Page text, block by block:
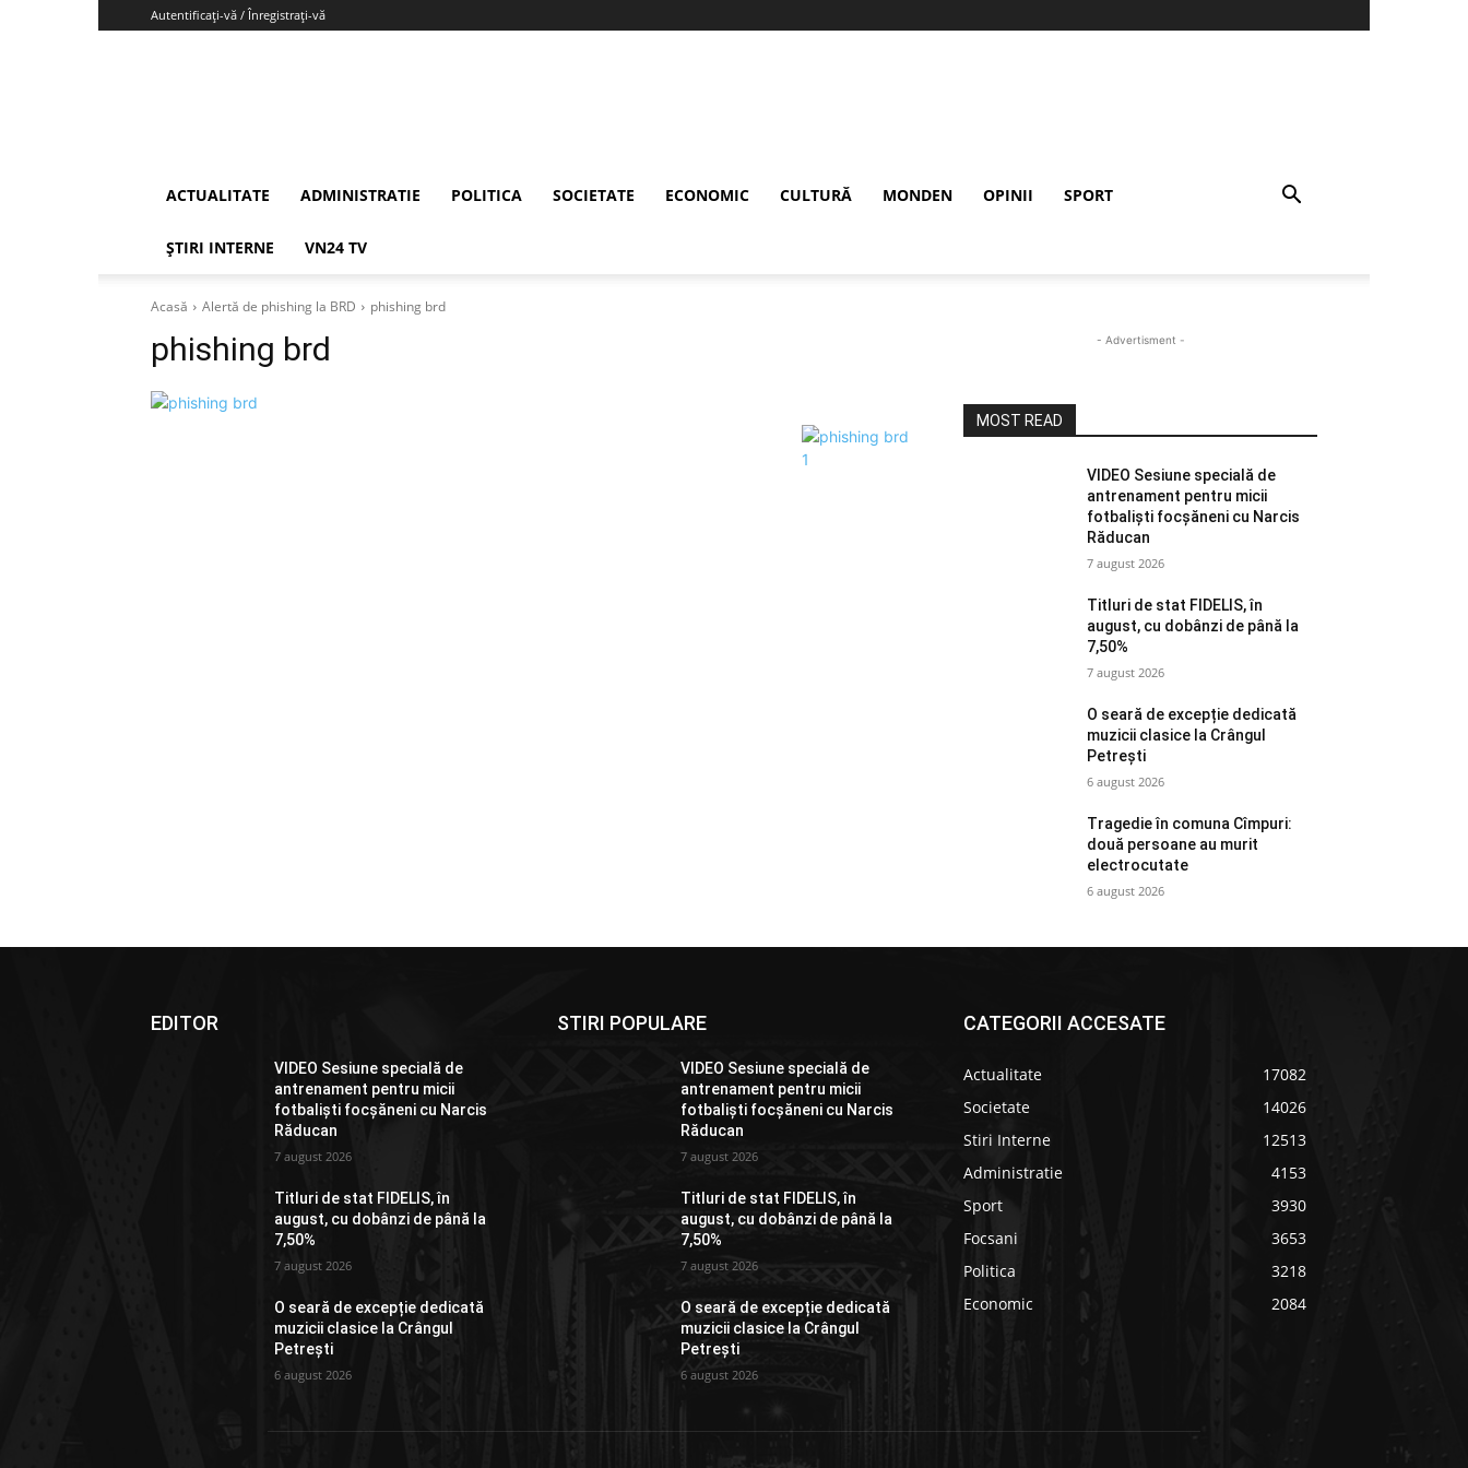
Autentificați-vă / Înregistrați-vă
ACTUALITATE ADMINISTRATIE POLITICA SOCIETATE ECONOMIC CULTURĂ MONDEN OPINII SPORT
ȘTIRI INTERNE VN24 TV
Acasă Alertă de phishing la BRD phishing brd
phishing brd - Advertisment -
MOST READ
VIDEO Sesiune specială de
antrenament pentru micii
fotbaliști focșăneni cu Narcis
Răducan
7 august 2026
Titluri de stat FIDELIS, în
august, cu dobânzi de până la
7,50%
7 august 2026
O seară de excepție dedicată
muzicii clasice la Crângul
Petrești
6 august 2026
Tragedie în comuna Cîmpuri:
două persoane au murit
electrocutate
6 august 2026
EDITOR
VIDEO Sesiune specială de
antrenament pentru micii
fotbaliști focșăneni cu Narcis
Răducan
7 august 2026
Titluri de stat FIDELIS, în
august, cu dobânzi de până la
7,50%
7 august 2026
O seară de excepție dedicată
muzicii clasice la Crângul
Petrești
6 august 2026
STIRI POPULARE
VIDEO Sesiune specială de
antrenament pentru micii
fotbaliști focșăneni cu Narcis
Răducan
7 august 2026
Titluri de stat FIDELIS, în
august, cu dobânzi de până la
7,50%
7 august 2026
O seară de excepție dedicată
muzicii clasice la Crângul
Petrești
6 august 2026
CATEGORII ACCESATE
Actualitate
17082
Societate
14026
Stiri Interne
12513
Administratie
4153
Sport
3930
Focsani
3653
Politica
3218
Economic
2084